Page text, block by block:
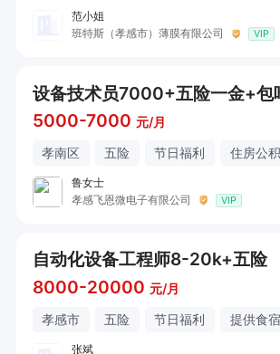
范小姐
班特斯（孝感市）薄膜有限公司
VIP
设备技术员7000+五险一金+包
5000-7000 元/月
孝南区 五险 节日福利 住房公
鲁女士
孝感飞恩微电子有限公司
VIP
自动化设备工程师8-20k+五险
8000-20000 元/月
孝感市 五险 节日福利 提供食宿
张斌